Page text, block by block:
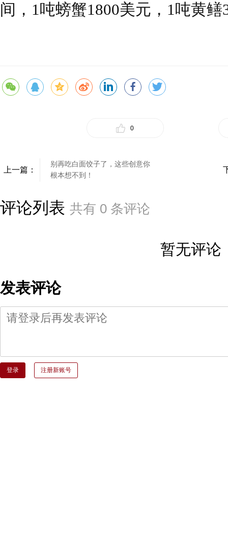
间，1吨螃蟹1800美元，1吨黄鳝
0
上一篇：
别再吃白面饺子了，这些创意你
根本想不到！
评论列表 共有 0 条评论
暂无评论
发表评论
登录 注册新账号